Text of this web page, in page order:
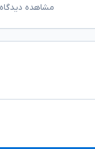
مشاهده